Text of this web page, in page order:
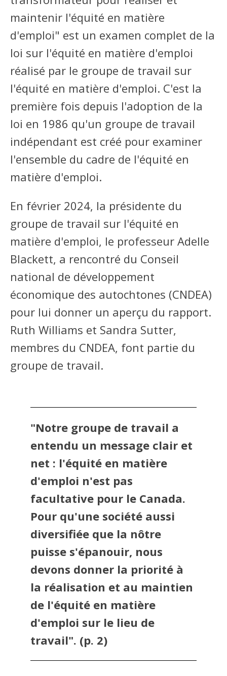
maintenir l'équité en matière
d'emploi" est un examen complet de la
loi sur l'équité en matière d'emploi
réalisé par le groupe de travail sur
l'équité en matière d'emploi. C'est la
première fois depuis l'adoption de la
loi en 1986 qu'un groupe de travail
indépendant est créé pour examiner
l'ensemble du cadre de l'équité en
matière d'emploi.
En février 2024, la présidente du
groupe de travail sur l'équité en
matière d'emploi, le professeur Adelle
Blackett, a rencontré du Conseil
national de développement
économique des autochtones (CNDEA)
pour lui donner un aperçu du rapport.
Ruth Williams et Sandra Sutter,
membres du CNDEA, font partie du
groupe de travail.
"Notre groupe de travail a
entendu un message clair et
net : l'équité en matière
d'emploi n'est pas
facultative pour le Canada.
Pour qu'une société aussi
diversifiée que la nôtre
puisse s'épanouir, nous
devons donner la priorité à
la réalisation et au maintien
de l'équité en matière
d'emploi sur le lieu de
travail". (p. 2)